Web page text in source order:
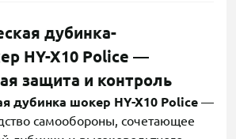
дубинка-
HY-X10 Police —
защита и контроль
дубинка шокер HY-X10 Police —
самообороны, сочетающее